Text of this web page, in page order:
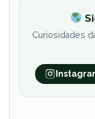
Curiosidades